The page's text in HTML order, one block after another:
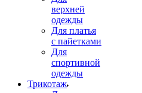
верхней
одежды
Для платья
с пайетками
Для
спортивной
одежды
Трикотаж